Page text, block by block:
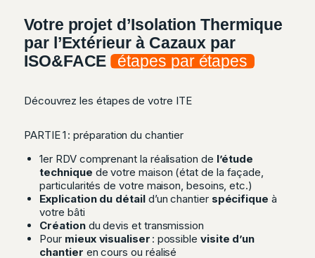
Votre projet d’Isolation Thermique
par l’Extérieur à Cazaux par
ISO&FACE étapes par étapes
Découvrez les étapes de votre ITE
PARTIE 1 : préparation du chantier
1er RDV comprenant la réalisation de l’étude
technique de votre maison (état de la façade,
particularités de votre maison, besoins, etc.)
Explication du détaild’un chantier spécifique à
votre bâti
Créationdu devis et transmission
Pour mieux visualiser : possible visite d’un
chantier en cours ou réalisé